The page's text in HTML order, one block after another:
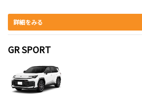
詳細をみる
GR SPORT